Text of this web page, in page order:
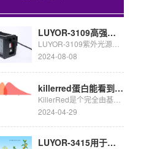
LUYOR-3109高强度紫外催化光源促销
2024-08-08
killerred蛋白能看到荧光吗
2024-04-29
LUYOR-3415用于豆科生物固氮的研究